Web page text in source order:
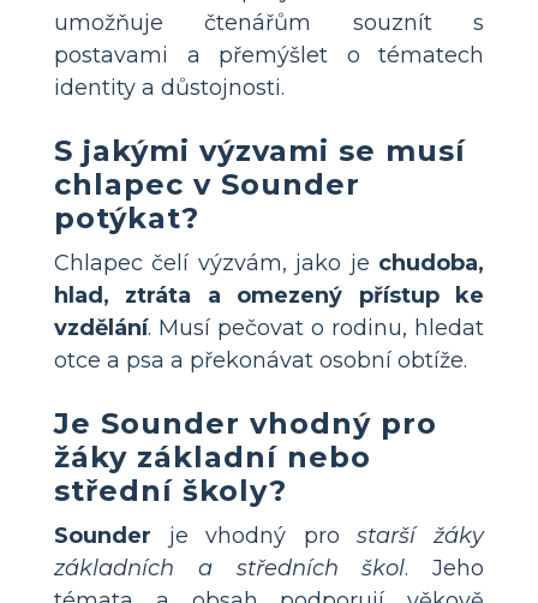
umožňuje čtenářům souznít s
postavami a přemýšlet o tématech
identity a důstojnosti.
S jakými výzvami se musí
chlapec v Sounder
potýkat?
Chlapec čelí výzvám, jako je chudoba,
hlad, ztráta a omezený přístup ke
vzdělání. Musí pečovat o rodinu, hledat
otce a psa a překonávat osobní obtíže.
Je Sounder vhodný pro
žáky základní nebo
střední školy?
Sounder je vhodný prostarší žáky
základních a středních škol. Jeho